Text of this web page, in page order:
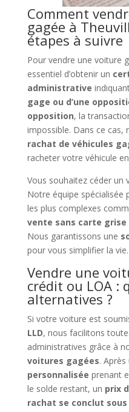
Comment
gagée à
étapes à suivre
Pour vendre une voiture
essentiel d’obtenir un
administrative
gage ou d’une
opposition, la
impossible. Dans ce cas,
rachat de véhicules
racheter votre véhicule
Vous souhaitez céder un
Notre équipe spécialisée
les plus complexes
vente sans carte grise
Nous garantissons une
pour vous simplifier la vie.
Vendre une
crédit ou LOA :
alternatives ?
Si votre voiture est
LLD, nous facilitons
administratives grâce à
voitures gagées. Après
personnalisée prenant
le solde restant, un prix
rachat se conclut sous